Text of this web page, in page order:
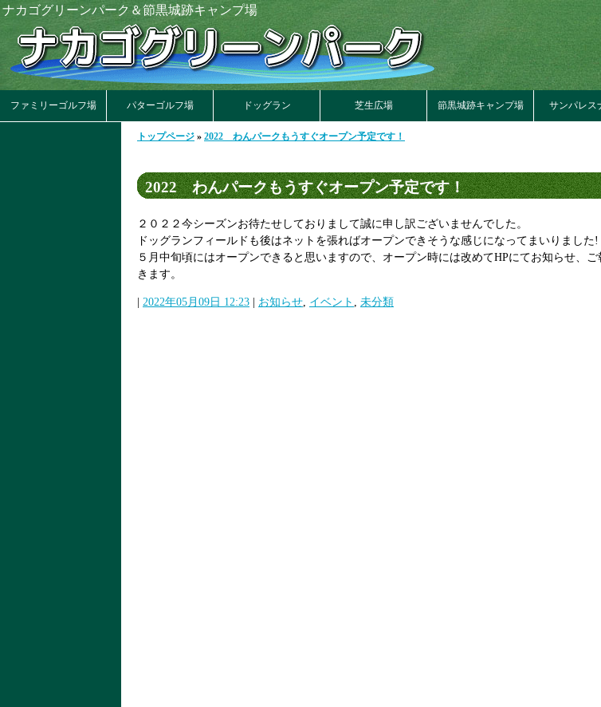
ナカゴグリーンパーク＆節黒城跡キャンプ場
ファミリーゴルフ場 パターゴルフ場 ドッグラン 芝生広場 節黒城跡キャンプ場 サンパレス
トップページ » 2022 わんパークもうすぐオープン予定です！
2022 わんパークもうすぐオープン予定です！
２０２２今シーズンお待たせしておりまして誠に申し訳ございませんでした。
ドッグランフィールドも後はネットを張ればオープンできそうな感じになってまいりました!
５月中旬頃にはオープンできると思いますので、オープン時には改めてHPにてお知らせ、
きます。
2022年05月09日 12:23 お知らせ イベント 未分類